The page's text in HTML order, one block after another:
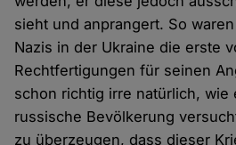
sieht und anprangert. So
Nazis in der Ukraine die erste
Rechtfertigungen für seinen
schon richtig irre natürlich, wie
russische Bevölkerung
zu überzeugen, dass dieser